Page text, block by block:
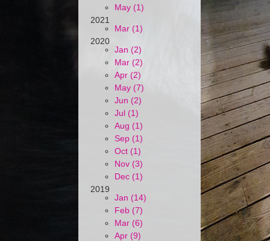
May (1)
2021
Mar (1)
2020
Jan (2)
Mar (2)
Apr (2)
May (7)
Jun (2)
Jul (1)
Aug (1)
Sep (1)
Oct (1)
Nov (3)
Dec (1)
2019
Jan (14)
Feb (7)
Mar (6)
Apr (9)